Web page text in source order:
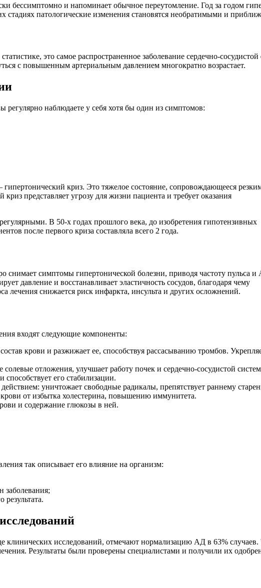
бессимптомно и напоминает обычное переутомление. Год за годом
патологические изменения становятся необратимыми и
это самое распространенное заболевание сердечно-
с повышенным артериальным давлением многократно возрастает.
регулярно наблюдаете у себя хотя бы один из симптомов:
криз. Это тяжелое состояние, сопровождающееся
представляет угрозу для жизни пациента и требует оказания
В 50-х годах прошлого века, до изобретения гипотензивных
после первого криза составляла всего 2 года.
снимает симптомы гипертонической болезни, приводя частоту пульса
давление и восстанавливает эластичность сосудов, благодаря чему
лечения снижается риск инфаркта, инсульта и других осложнений.
входят следующие компоненты:
крови и разжижает ее, способствуя рассасыванию тромбов.
отложения, улучшает работу почек и сердечно-сосудистой
способствует его стабилизации.
уничтожает свободные радикалы, препятствует раннему
от избытка холестерина, повышению иммунитета.
и содержание глюкозы в ней.
так описывает его влияние на организм:
заболевания;
результата.
клинических исследований, отмечают нормализацию АД в 63%
Результаты были проверены специалистами и получили их